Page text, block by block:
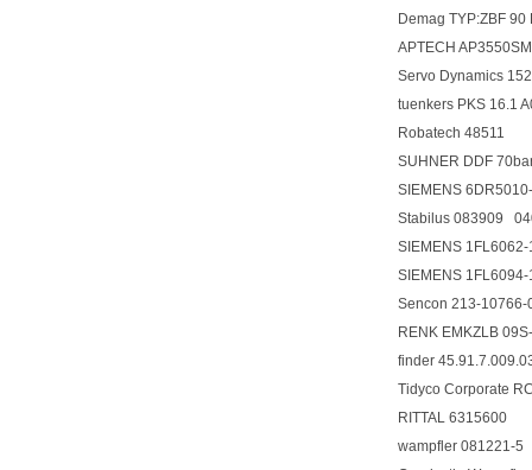
Demag TYP:ZBF
APTECH
Servo Dynamics
tuenkers PKS 16.1
Robatech 48511
SUHNER DDF
SIEMENS
Stabilus 083909
SIEMENS
SIEMENS
Sencon 213-10766-
RENK EMKZLB
finder
Tidyco Corporate
RITTAL 6315600
wampfler 081221-5